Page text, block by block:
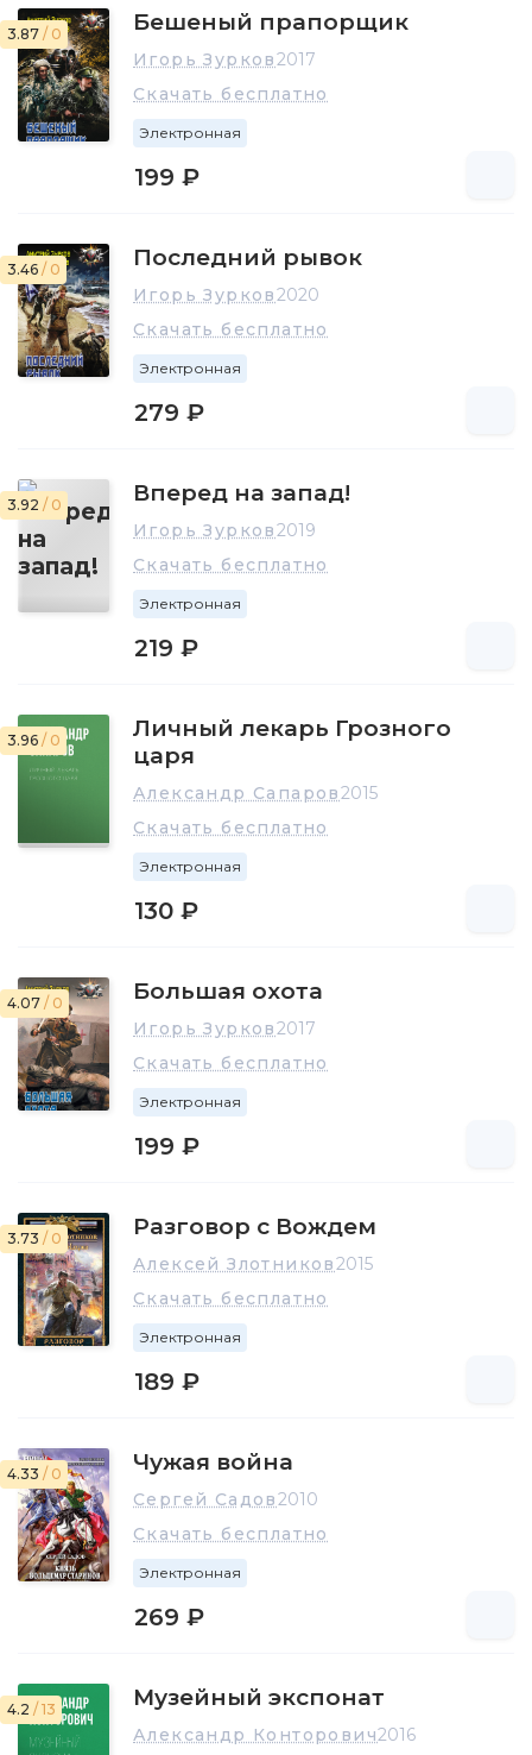
3.87 / 0 Бешеный прапорщик
Игорь Зурков2017
Скачать бесплатно
Электронная
199 ₽
3.46 / 0 Последний рывок
Игорь Зурков2020
Скачать бесплатно
Электронная
279 ₽
3.92 / 0 Вперед на запад!
Игорь Зурков2019
Скачать бесплатно
Электронная
219 ₽
3.96 / 0
Личный лекарь Грозного
царя
Александр Сапаров2015
Скачать бесплатно
Электронная
130 ₽
4.07 / 0 Большая охота
Игорь Зурков2017
Скачать бесплатно
Электронная
199 ₽
3.73 / 0 Разговор с Вождем
Алексей Злотников2015
Скачать бесплатно
Электронная
189 ₽
4.33 / 0 Чужая война
Сергей Садов2010
Скачать бесплатно
Электронная
269 ₽
4.2 / 13 Музейный экспонат
Александр Конторович2016